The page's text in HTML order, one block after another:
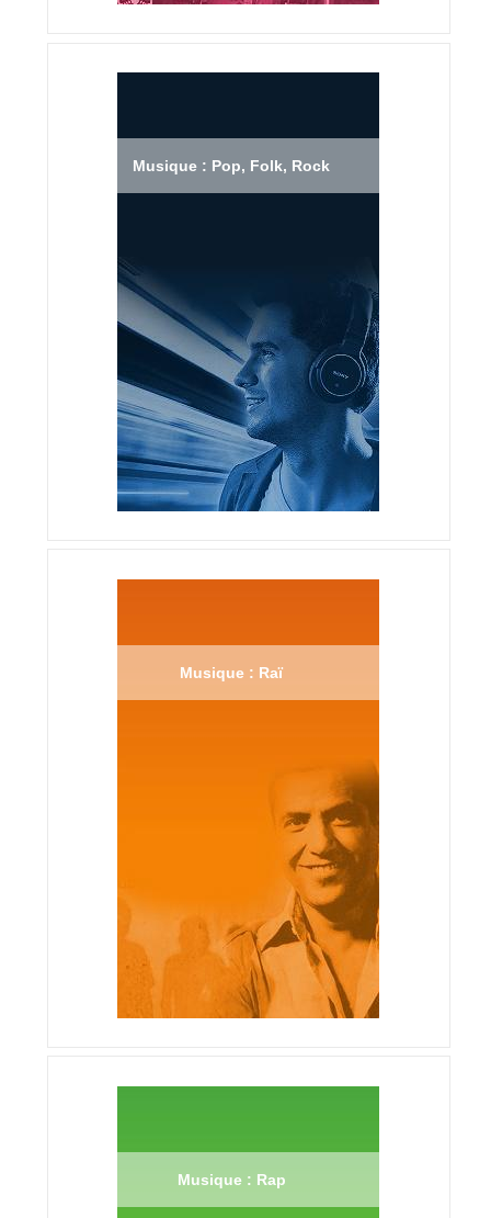
Musique : Pop, Folk, Rock
Musique : Raï
Musique : Rap